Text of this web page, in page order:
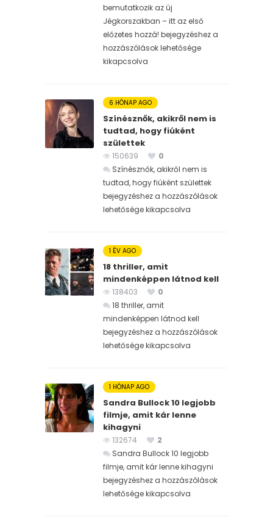
bemutatkozik az új
Jégkorszakban – itt az első
előzetes hozzá! bejegyzéshez a
hozzászólások lehetősége
kikapcsolva
6 HÓNAP AGO
Színésznők, akikről nem is
tudtad, hogy fiúként
születtek
150639
0
Színésznők, akikről nem is
tudtad, hogy fiúként születtek
bejegyzéshez a hozzászólások
lehetősége kikapcsolva
1 ÉV AGO
18 thriller, amit
mindenképpen látnod kell
138403
0
18 thriller, amit
mindenképpen látnod kell
bejegyzéshez a hozzászólások
lehetősége kikapcsolva
1 HÓNAP AGO
Sandra Bullock 10 legjobb
filmje, amit kár lenne
kihagyni
132674
2
Sandra Bullock 10 legjobb
filmje, amit kár lenne kihagyni
bejegyzéshez a hozzászólások
lehetősége kikapcsolva